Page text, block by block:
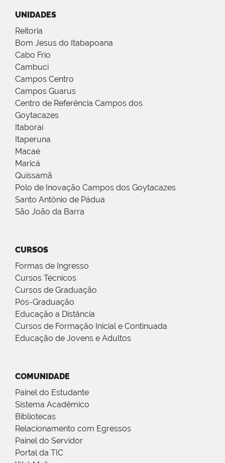
UNIDADES
Reitoria
Bom Jesus do Itabapoana
Cabo Frio
Cambuci
Campos Centro
Campos Guarus
Centro de Referência Campos dos
Goytacazes
Itaboraí
Itaperuna
Macaé
Maricá
Quissamã
Polo de Inovação Campos dos Goytacazes
Santo Antônio de Pádua
São João da Barra
CURSOS
Formas de Ingresso
Cursos Técnicos
Cursos de Graduação
Pós-Graduação
Educação a Distância
Cursos de Formação Inicial e Continuada
Educação de Jovens e Adultos
COMUNIDADE
Painel do Estudante
Sistema Acadêmico
Bibliotecas
Relacionamento com Egressos
Painel do Servidor
Portal da TIC